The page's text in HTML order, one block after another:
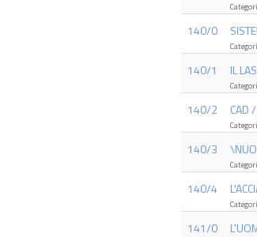
140/0
140/1 IL
140/2 CAD
140/3
140/4
141/0